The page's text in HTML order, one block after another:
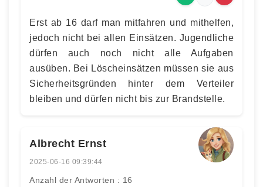
Erst ab 16 darf man mitfahren und mithelfen,
jedoch nicht bei allen Einsätzen. Jugendliche
dürfen auch noch nicht alle Aufgaben
ausüben. Bei Löscheinsätzen müssen sie aus
Sicherheitsgründen hinter dem Verteiler
bleiben und dürfen nicht bis zur Brandstelle.
Albrecht Ernst
2025-06-16 09:39:44
Anzahl der Antworten : 16